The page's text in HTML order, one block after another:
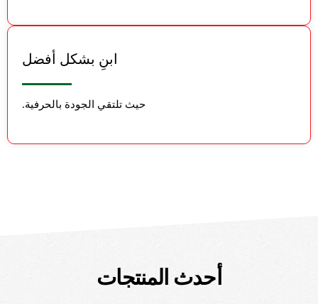
ابنِ بشكل أفضل
حيث تلتقي الجودة بالحرفية.
أحدث المنتجات